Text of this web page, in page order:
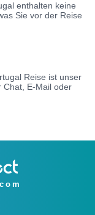
enthalten keine
Sie vor der Reise
Reise ist unser
Chat, E-Mail oder